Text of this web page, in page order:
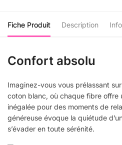
Fiche Produit Description
Confort absolu
Imaginez-vous vous prélassant
coton blanc, où chaque fibre offre
inégalée pour des moments de
généreuse évoque la quiétude
s’évader en toute sérénité.